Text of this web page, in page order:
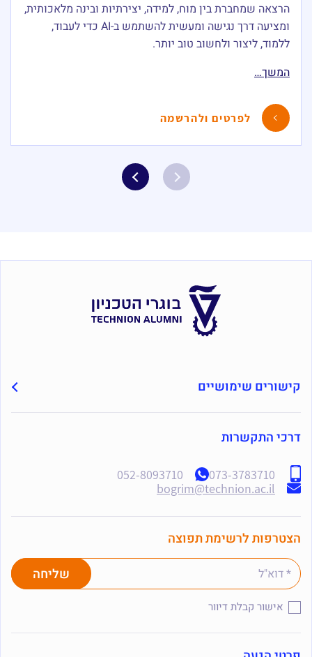
הרצאה שמחברת בין מוח, למידה, יצירתיות ובינה מלאכותית,
ומציעה דרך נגישה ומעשית להשתמש ב-AI כדי לעבוד,
ללמוד, ליצור ולחשוב טוב יותר.
המשך…
לפרטים ולהרשמה
קישורים שימושיים
דרכי התקשרות
073-3783710
052-8093710
bogrim@technion.ac.il
הצטרפות לרשימת תפוצה
אישור קבלת דיוור